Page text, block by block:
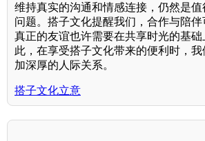
维持真实的沟通和情感连接，仍然是
问题。搭子文化提醒我们，合作与陪
真正的友谊也许需要在共享时光的基础
此，在享受搭子文化带来的便利时，
加深厚的人际关系。
搭子文化立意